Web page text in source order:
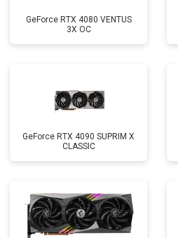
GeForce RTX 4080 VENTUS
3X OC
GeForce RTX 4090 SUPRIM X
CLASSIC